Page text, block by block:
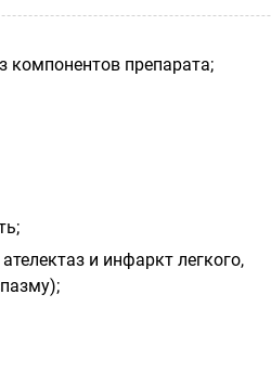
компонентов препарата;
и инфаркт легкого,